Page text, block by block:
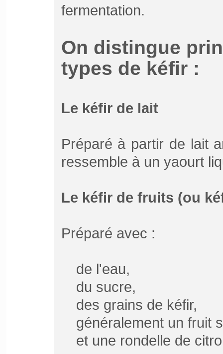
fermentation.
On distingue
types de kéfir :
Le kéfir de lait
Préparé à partir de lait
ressemble à un yaourt
Le kéfir de fruits (ou
Préparé avec :
de l'eau,
du sucre,
des grains de kéfir,
généralement un fruit
et une rondelle de